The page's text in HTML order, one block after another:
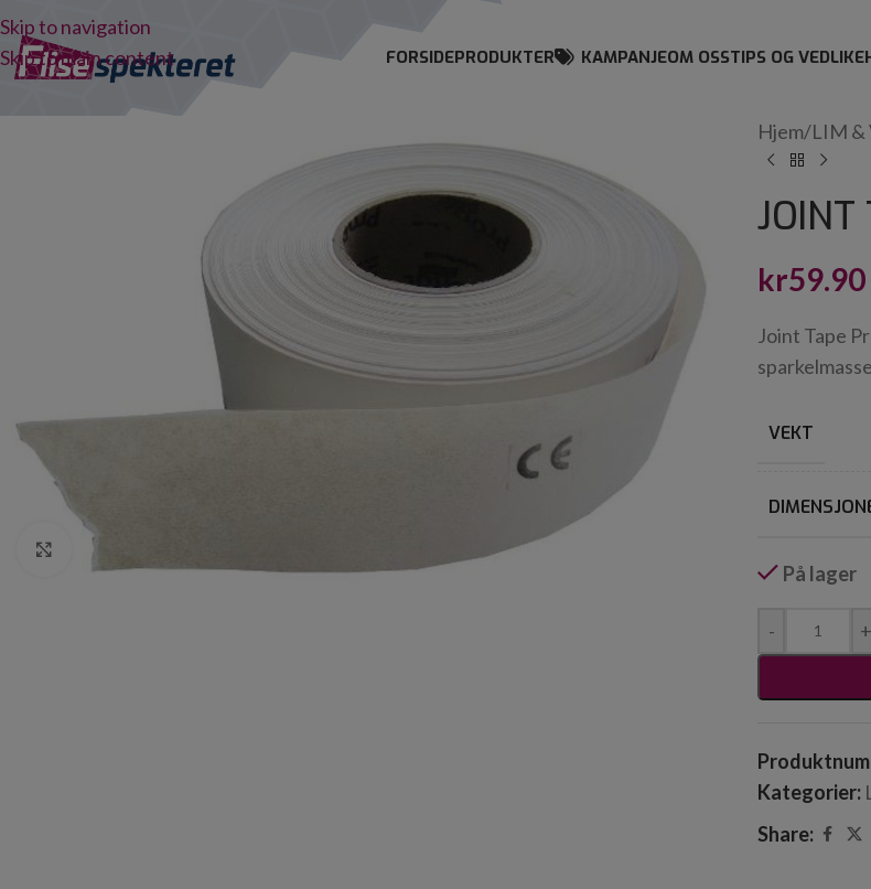
Skip to navigation
Skip to main content
FORSIDEPRODUKTER KAMPANJEOM OSSTIPS OG
Click to enlarge
Hjem/LIM &
JOINT
kr59.90
Joint Tape
VEKT
På lager
- +
Kategorier:
Share: